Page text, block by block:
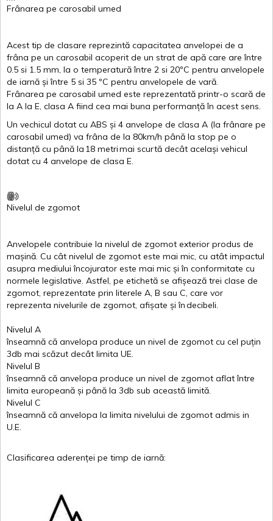
Frânarea pe carosabil umed
Acest tip de clasare reprezintă capacitatea anvelopei de a
frâna pe un carosabil acoperit de un strat de apă care areîntre
0.5 si 1.5 mm, la o temperatură între 2 si 20ºC pentru anvelopele
de iarnă și între 5 si 35 ºC pentru anvelopele de vară.
Frânarea pe carosabil umed este reprezentată printr-o scară de
la A la E, clasa A fiind cea mai buna performanță în acest sens.
Un vechicul dotat cu ABS și 4 anvelope de clasa A (la frânare pe
carosabil umed) va frâna de la 80km/h până la stop pe o
distanță cu până la 18 metrimai scurtă decât același vehicul
dotat cu 4 anvelope de clasa E.
Nivelul de zgomot
Anvelopele contribuie la nivelul de zgomot exterior produs de
mașină. Cu cât nivelul de zgomot este mai mic, cu atât impactul
asupra mediului încojurator este mai mic și în conformitate cu
normele legislative. Astfel, pe etichetă se afișează trei clase de
zgomot, reprezentate prin literele A, B sau C, care vor
reprezenta nivelurile de zgomot, afișate și îndecibeli.
Nivelul A
înseamnă că anvelopa produce un nivel de zgomot cu cel puțin
3db mai scăzut decât limita UE.
Nivelul B
înseamnă că anvelopa produce un nivel de zgomot aflat între
limita europeană și până la 3db sub această limită.
Nivelul C
înseamnă că anvelopa la limita nivelului de zgomot admis in
U.E.
Clasificarea aderenței pe timp de iarnă: